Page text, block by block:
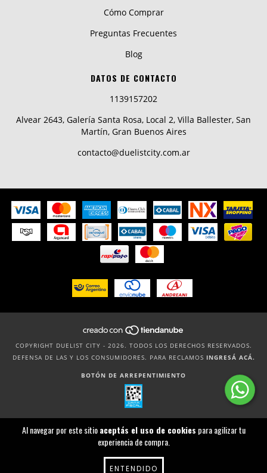
Al navegar por este sitioaceptás el uso de cookies para agilizar tu
experiencia de compra.
ENTENDIDO
Cómo Comprar
Preguntas Frecuentes
Blog
DATOS DE CONTACTO
1139157202
Alvear 2643, Galería Santa Rosa, Local 2, Villa Ballester, San
Martín, Gran Buenos Aires
contacto@duelistcity.com.ar
COPYRIGHT DUELIST CITY - 2026. TODOS LOS DERECHOS RESERVADOS.
DEFENSA DE LAS Y LOS CONSUMIDORES. PARA RECLAMOS INGRESÁ ACÁ.
BOTÓN DE ARREPENTIMIENTO